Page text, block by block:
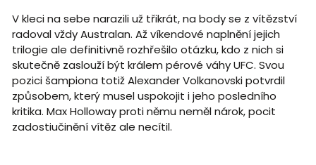
V kleci na sebe narazili už třikrát, na body se z vítězství
radoval vždy Australan. Až víkendové naplnění jejich
trilogie ale definitivně rozhřešilo otázku, kdo z nich si
skutečně zaslouží být králem pérové váhy UFC. Svou
pozici šampiona totiž Alexander Volkanovski potvrdil
způsobem, který musel uspokojit i jeho posledního
kritika. Max Holloway proti němu neměl nárok, pocit
zadostiučinění vítěz ale necítil.